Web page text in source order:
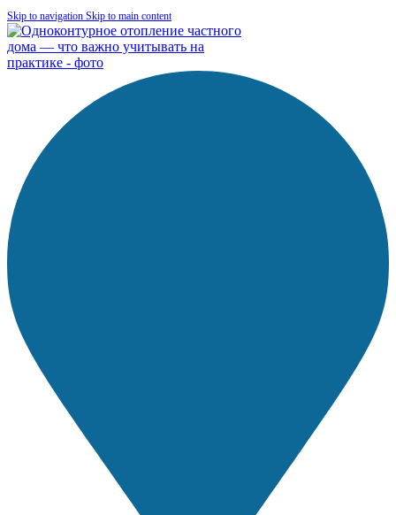
Skip to navigation Skip to main content